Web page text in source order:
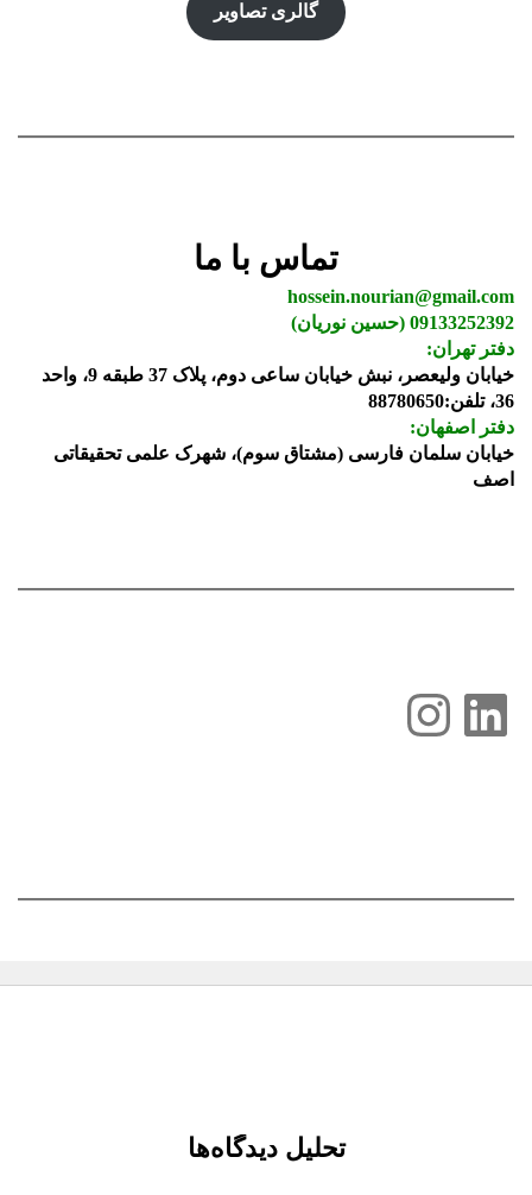
گالری تصاویر
تماس با ما
hossein.nourian@gmail.com
09133252392 (حسین نوریان)
دفتر تهران:
خیابان ولیعصر، نبش خیابان ساعی دوم، پلاک 37 طبقه 9، واحد
36، تلفن:88780650
دفتر اصفهان:
خیابان سلمان فارسی (مشتاق سوم)، شهرک علمی تحقیقاتی
اصف
لینکداین
اینستاگرم
تحلیل دیدگاه‌ها